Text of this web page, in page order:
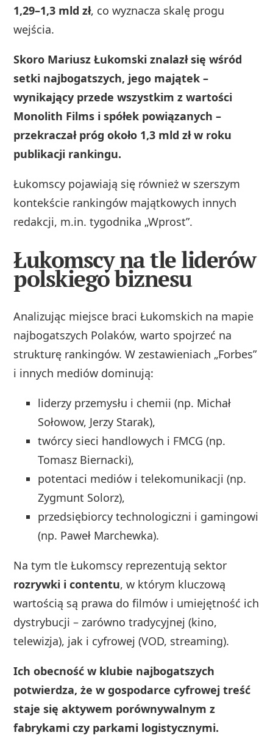
1,29–1,3 mld zł, co wyznacza skalę progu
wejścia.
Skoro Mariusz Łukomski znalazł się wśród
setki najbogatszych, jego majątek –
wynikający przede wszystkim z wartości
Monolith Films i spółek powiązanych –
przekraczał próg około 1,3 mld zł w roku
publikacji rankingu.
Łukomscy pojawiają się również w szerszym
kontekście rankingów majątkowych innych
redakcji, m.in. tygodnika „Wprost”.
Łukomscy na tle liderów
polskiego biznesu
Analizując miejsce braci Łukomskich na mapie
najbogatszych Polaków, warto spojrzeć na
strukturę rankingów. W zestawieniach „Forbes”
i innych mediów dominują:
liderzy przemysłu i chemii (np. Michał
Sołowow, Jerzy Starak),
twórcy sieci handlowych i FMCG (np.
Tomasz Biernacki),
potentaci mediów i telekomunikacji (np.
Zygmunt Solorz),
przedsiębiorcy technologiczni i gamingowi
(np. Paweł Marchewka).
Na tym tle Łukomscy reprezentują sektor
rozrywki i contentu, w którym kluczową
wartością są prawa do filmów i umiejętność ich
dystrybucji – zarówno tradycyjnej (kino,
telewizja), jak i cyfrowej (VOD, streaming).
Ich obecność w klubie najbogatszych
potwierdza, że w gospodarce cyfrowej treść
staje się aktywem porównywalnym z
fabrykami czy parkami logistycznymi.